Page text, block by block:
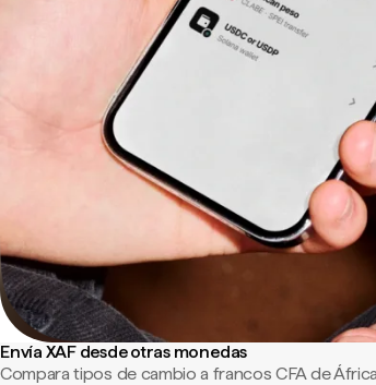
Envía XAF desde otras monedas
Compara tipos de cambio a francos CFA de